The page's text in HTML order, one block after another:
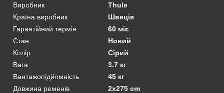
Виробник
Thule
Країна виробник
Швеція
Гарантійний термін
60 міс
Стан
Новий
Колір
Сірий
Вага
3.7 кг
Вантажопідйомність
45 кг
Довжина ременів
2x275 cm